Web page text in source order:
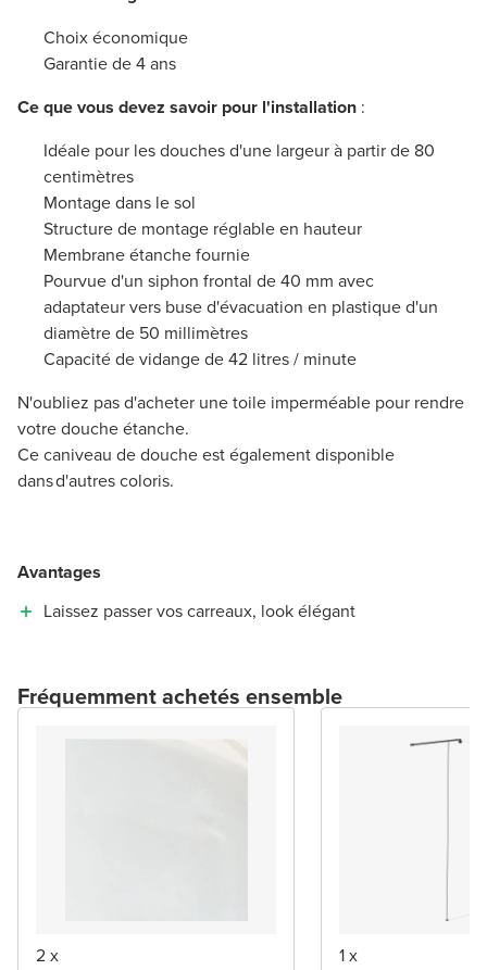
Choix économique
Garantie de 4 ans
Ce que vous devez savoir pour l'installation :
Idéale pour les douches d'une largeur à partir de 80
centimètres
Montage dans le sol
Structure de montage réglable en hauteur
Membrane étanche fournie
Pourvue d'un siphon frontal de 40 mm avec
adaptateur vers buse d'évacuation en plastique d'un
diamètre de 50 millimètres
Capacité de vidange de 42 litres / minute
N'oubliez pas d'acheter une toile imperméable pour rendre
votre douche étanche.
Ce caniveau de douche est également disponible
dans d'autres coloris.
Avantages
Laissez passer vos carreaux, look élégant
Fréquemment achetés ensemble
2 x
1 x